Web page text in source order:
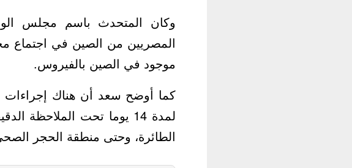
وكان المتحدث باسم مجلس
المصريين من الصين في اجتماع
موجود في الصين بالفيروس.
كما أوضح سعد أن هناك إجراءات
لمدة 14 يوما تحت
الطائرة، وحتى منطقة الحجر